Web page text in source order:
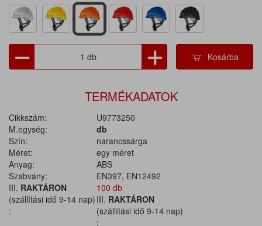
Kosárba
TERMÉKADATOK
Cikkszám:
U9773250
M.egység:
db
Szín:
narancssárga
Méret:
egy méret
Anyag:
ABS
Szabvány:
EN397, EN12492
III. RAKTÁRON
(szállítási idő 9-14 nap)
:
100 db
III. RAKTÁRON
(szállítási idő 9-14 nap)
: